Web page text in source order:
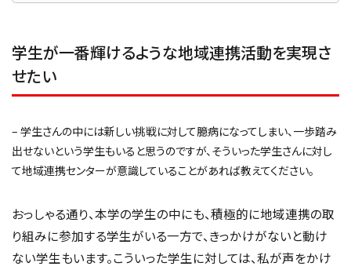
学生が一番輝けるような地域連携活動を実現さ
せたい
– 学生さんの中には新しい挑戦に対して臆病になってしまい、一歩踏み
出せないという学生もいると思うのですが、そういった学生さんに対し
て地域連携センターが意識していることがあれば教えてください。
おっしゃる通り、本学の学生の中にも、積極的に地域連携の取
り組みに参加する学生がいる一方で、きっかけがないと動け
ない学生もいます。こういった学生に対しては、私が声をかけ